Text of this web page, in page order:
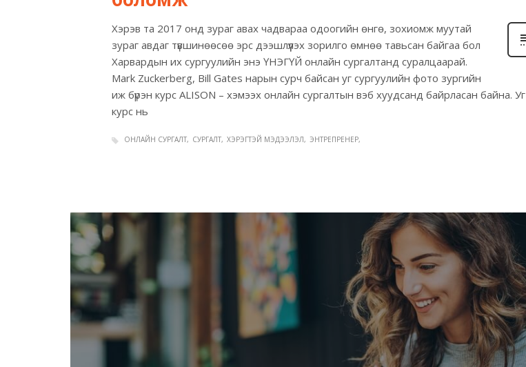
Хэрэв та 2017 онд зураг авах чадвараа одоогийн өнгө, зохиомж муутай
зураг авдаг түвшинөөсөө эрс дээшлүүлэх зорилго өмнөө тавьсан байгаа бол
Харвардын их сургуулийн энэ ҮНЭГҮЙ онлайн сургалтанд суралцаарай.
Mark Zuckerberg, Bill Gates нарын сурч байсан уг сургуулийн фото зургийн
иж бүрэн курс ALISON – хэмээх онлайн сургалтын вэб хуудсанд байрласан байна. Уг
курс нь
ОНЛАЙН СУРГАЛТ СУРГАЛТ ХЭРЭГТЭЙ МЭДЭЭЛЭЛ ЭНТРЕПРЕНЕР